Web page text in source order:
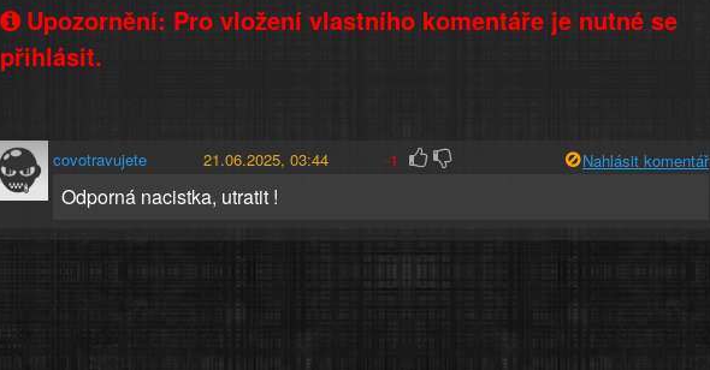
Upozornění: Pro vložení vlastního komentáře je nutné se
přihlásit.
covotravujete 21.06.2025, 03:44 -1 Nahlásit komentář
Odporná nacistka, utratit !